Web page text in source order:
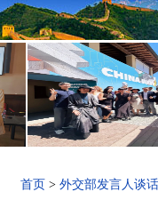
首页 > 外交部发言人谈话